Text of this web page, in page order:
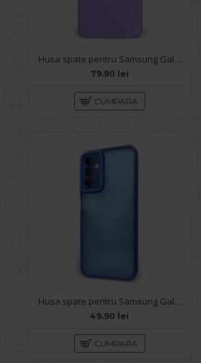
Husa spate pentru Samsung Galaxy A14- Lito Case Mov
79.90 lei
CUMPARA
Husa spate pentru Samsung Galaxy A14- Catwalk Case Albastru
49.90 lei
CUMPARA